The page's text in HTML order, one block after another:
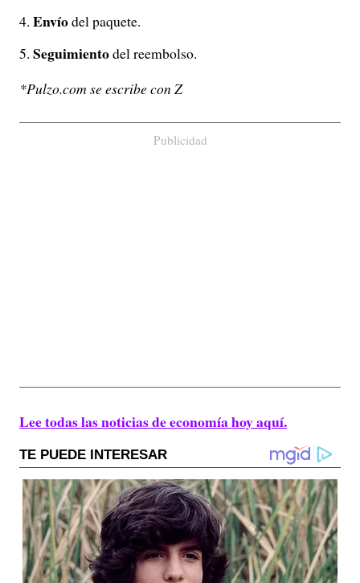
Envíodel paquete.
Seguimientodel reembolso.
*Pulzo.com se escribe con Z
Publicidad
Lee todas las noticias de economía hoy aquí.